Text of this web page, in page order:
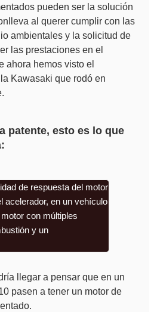
pueden ser la solución
al querer cumplir con las
ambientales y la solicitud de
las prestaciones en el
ahora hemos visto el
Kawasaki que rodó en
patente, esto es lo que
de respuesta del motor
acelerador, en un vehículo
con múltiples
y un
llegar a pensar que en un
pasen a tener un motor de